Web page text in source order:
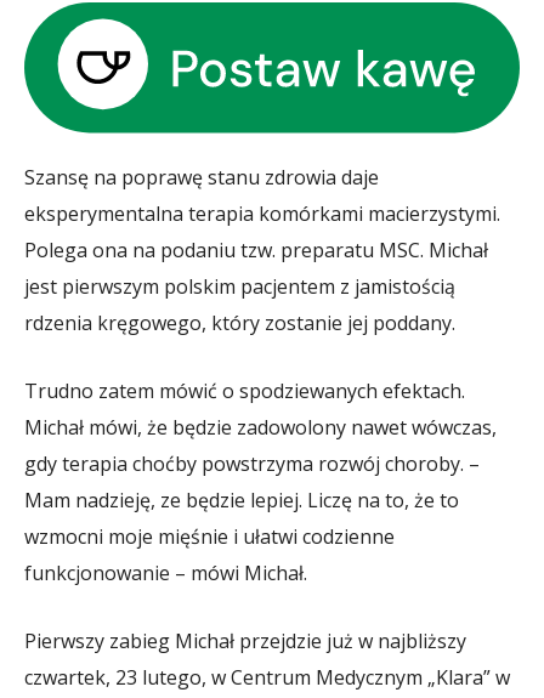
Szansę na poprawę stanu zdrowia daje
eksperymentalna terapia komórkami macierzystymi.
Polega ona na podaniu tzw. preparatu MSC. Michał
jest pierwszym polskim pacjentem z jamistością
rdzenia kręgowego, który zostanie jej poddany.
Trudno zatem mówić o spodziewanych efektach.
Michał mówi, że będzie zadowolony nawet wówczas,
gdy terapia choćby powstrzyma rozwój choroby. –
Mam nadzieję, ze będzie lepiej. Liczę na to, że to
wzmocni moje mięśnie i ułatwi codzienne
funkcjonowanie – mówi Michał.
Pierwszy zabieg Michał przejdzie już w najbliższy
czwartek, 23 lutego, w Centrum Medycznym „Klara” w